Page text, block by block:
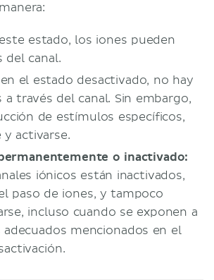
estado, los iones pueden
del canal.
en el estado desactivado, no hay
a través del canal. Sin embargo,
de estímulos específicos,
y activarse.
o inactivado:
iónicos están inactivados,
paso de iones, y tampoco
incluso cuando se exponen a
mencionados en el